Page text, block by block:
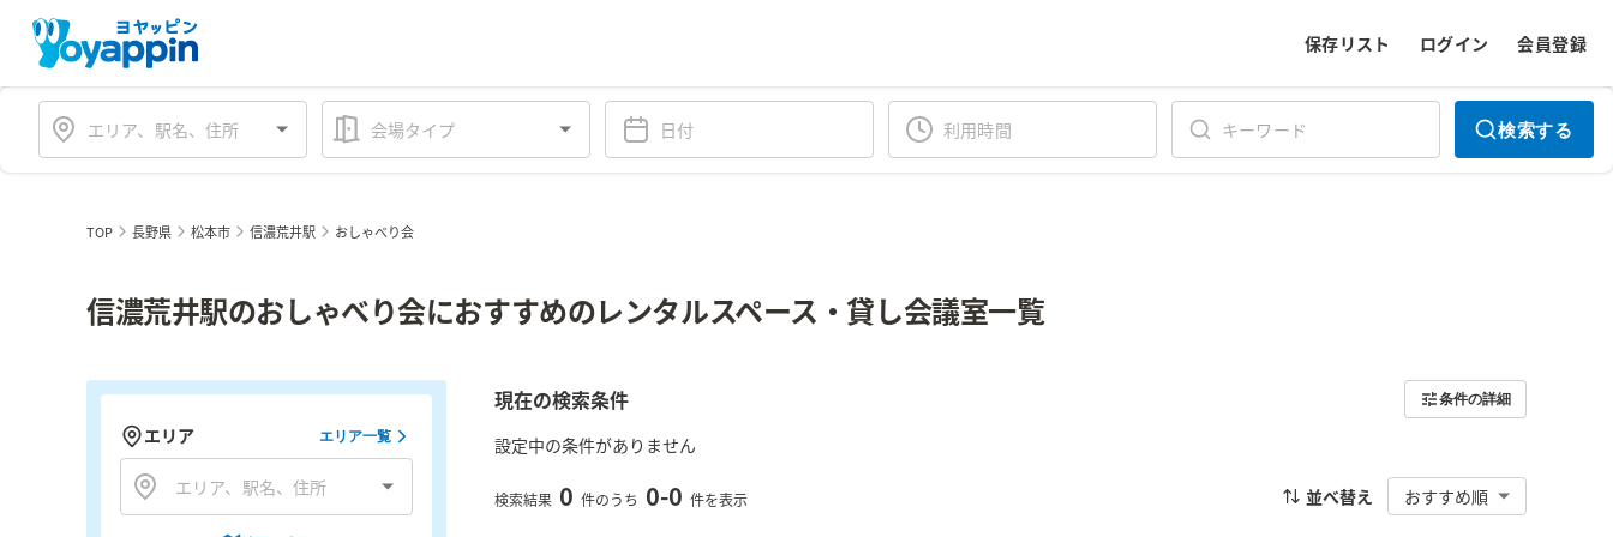
保存リスト ログイン 会員登録
会場タイプ 検索する
TOP 長野県 松本市 信濃荒井駅 おしゃべり会
信濃荒井駅のおしゃべり会におすすめのレンタルスペース・貸し会議室一覧
現在の検索条件 条件の詳細
設定中の条件がありません
検索結果 0 件のうち 0-0 件を表示 並べ替え おすすめ順
エリア エリア一覧